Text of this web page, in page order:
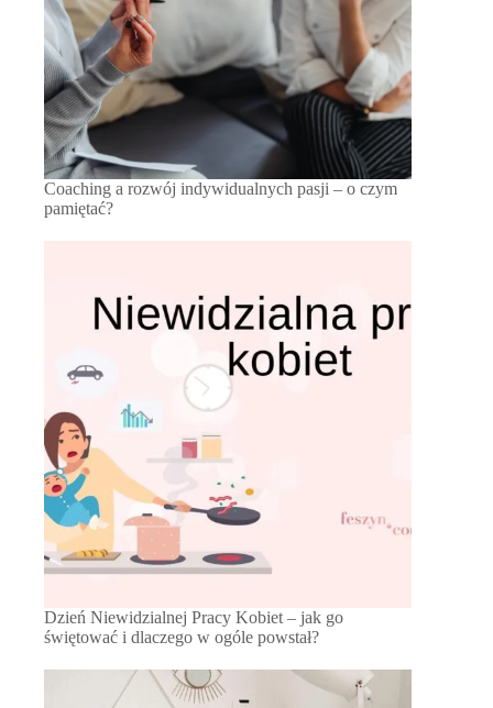
Coaching a rozwój indywidualnych pasji – o czym
pamiętać?
Dzień Niewidzialnej Pracy Kobiet – jak go
świętować i dlaczego w ogóle powstał?